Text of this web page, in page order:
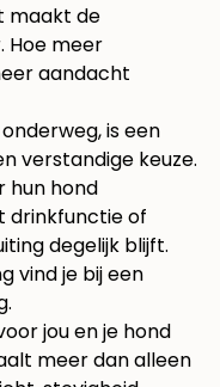
maakt de
Hoe meer
aandacht
is een
verstandige keuze.
hun hond
drinkfunctie of
degelijk blijft.
vind je bijeen
.
jou en je hond
meer dan alleen